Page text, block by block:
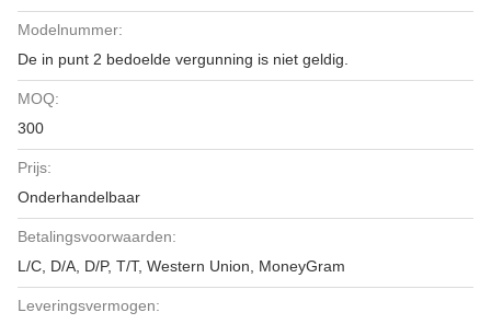
Modelnummer:
De in punt 2 bedoelde vergunning is niet geldig.
MOQ:
300
Prijs:
Onderhandelbaar
Betalingsvoorwaarden:
L/C, D/A, D/P, T/T, Western Union, MoneyGram
Leveringsvermogen: